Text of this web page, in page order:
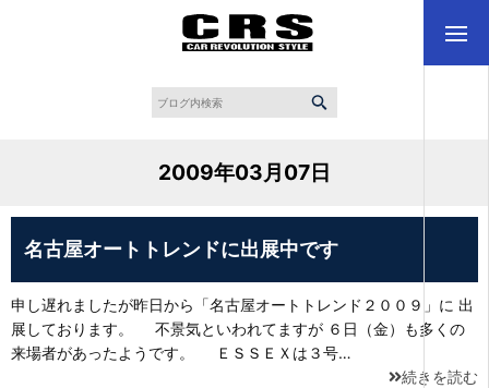
2009年03月07日
名古屋オートトレンドに出展中です
申し遅れましたが昨日から「名古屋オートトレンド２００９」に 出
展しております。 不景気といわれてますが ６日（金）も多くの
来場者があったようです。 ＥＳＳＥＸは３号…
続きを読む